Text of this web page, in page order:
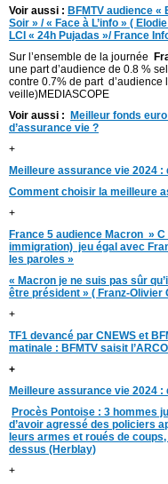
Voir aussi : BFMTV audience «
Soir » / « Face à L’info » (
LCI « 24h Pujadas »/ France
Sur l’ensemble de la journée
une part d’audience de 0.8 %
contre 0.7% de part d’audience
veille)MEDIASCOPE
Voir aussi : Meilleur fonds
d’assurance vie ?
+
Meilleure assurance vie 2024 :
Comment choisir la meilleure
+
France 5 audience Macron » C
immigration) jeu égal avec
les paroles »
« Macron je ne suis pas sûr
être président » ( Franz-Olivier
+
TF1 devancé par CNEWS et
matinale : BFMTV saisit
+
Meilleure assurance vie 2024 :
Procès Pontoise : 3 hommes
d’avoir agressé des policiers
leurs armes et roués de
dessus (Herblay)
+